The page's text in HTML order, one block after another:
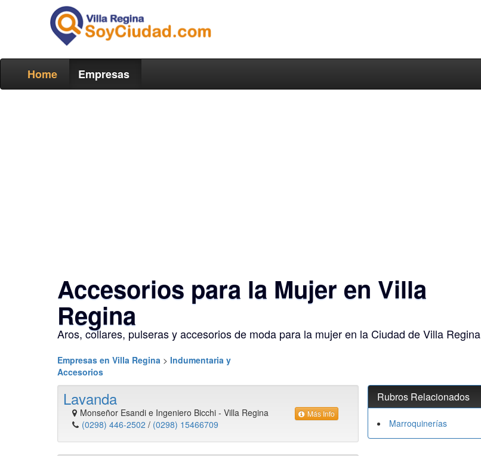
Home Empresas
Accesorios para la Mujer en Villa
Regina
Aros, collares, pulseras y accesorios de moda para la mujer en la Ciudad de Villa Regina
Empresas en Villa Regina > Indumentaria y
Accesorios
Lavanda
Monseñor Esandi e Ingeniero Bicchi - Villa Regina
(0298) 446-2502 / (0298) 15466709
Más Info
Rubros Relacionados
Marroquinerías